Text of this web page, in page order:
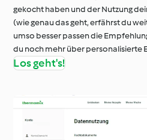
gekocht haben und der Nutzung
(wie genau das geht, erfährst du
umso besser passen die
du noch mehr über personalisierte
Los geht's!